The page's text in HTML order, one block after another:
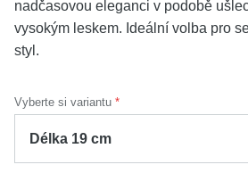
nadčasovou eleganci v podobě
vysokým leskem. Ideální volba pro
styl.
Vyberte si variantu